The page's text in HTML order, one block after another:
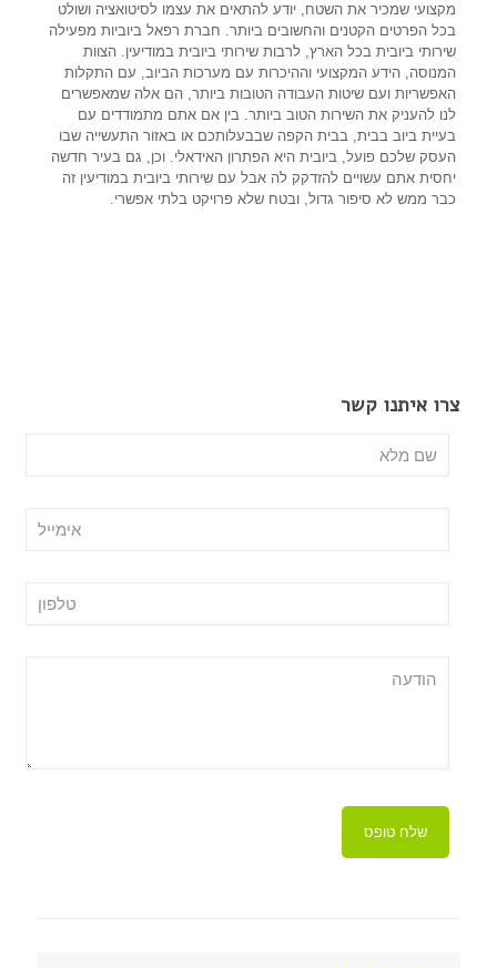
מקצועי שמכיר את השטח, יודע להתאים את עצמו לסיטואציה ושולט
בכל הפרטים הקטנים והחשובים ביותר. חברת רפאל ביוביות מפעילה
שירותי ביובית בכל הארץ, לרבות שירותי ביובית במודיעין. הצוות
המנוסה, הידע המקצועי וההיכרות עם מערכות הביוב, עם התקלות
האפשריות ועם שיטות העבודה הטובות ביותר, הם אלה שמאפשרים
לנו להעניק את השירות הטוב ביותר. בין אם אתם מתמודדים עם
בעיית ביוב בבית, בבית הקפה שבבעלותכם או באזור התעשייה שבו
העסק שלכם פועל, ביובית היא הפתרון האידאלי. וכן, גם בעיר חדשה
יחסית אתם עשויים להזדקק לה אבל עם שירותי ביובית במודיעין זה
כבר ממש לא סיפור גדול, ובטח שלא פרויקט בלתי אפשרי.
צרו איתנו קשר